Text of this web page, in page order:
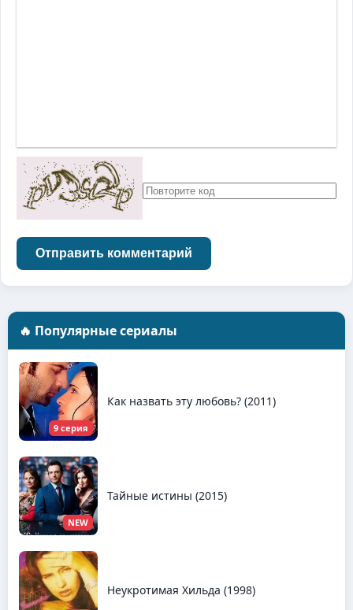
Отправить комментарий
🔥 Популярные сериалы
9 серия
Как назвать эту любовь? (2011)
NEW
Тайные истины (2015)
Неукротимая Хильда (1998)